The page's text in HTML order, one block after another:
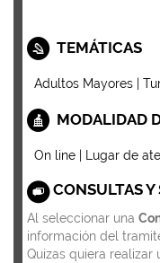
TEMÁTICAS
Adultos Mayores |
MODALIDAD
On line | Lugar de
CONSULTAS Y
Al seleccionar una
información del
Quizas quiera realizar